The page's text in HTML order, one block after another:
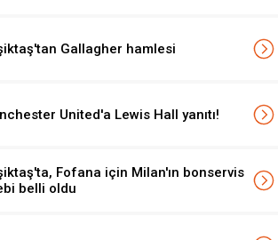
Gallagher hamlesi
United'a Lewis Hall yanıtı!
Fofana için Milan'ın bonservis
belli oldu